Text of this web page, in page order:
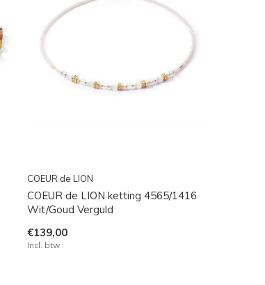
COEUR de LION
COEUR de LION ketting 4565/1416
Wit/Goud Verguld
€139,00
Incl. btw